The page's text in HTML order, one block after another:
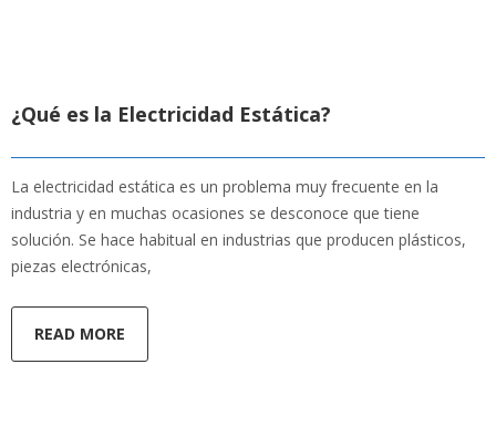
¿Qué es la Electricidad Estática?
La electricidad estática es un problema muy frecuente en la
industria y en muchas ocasiones se desconoce que tiene
solución. Se hace habitual en industrias que producen plásticos,
piezas electrónicas,
READ MORE